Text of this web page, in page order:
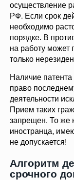
осуществление
РФ. Если срок
необходимо
порядке. В
на работу может
только
Наличие
право
деятельности
Прием таких
запрещен. То же
иностранца,
не допускается!
Алгоритм
срочного